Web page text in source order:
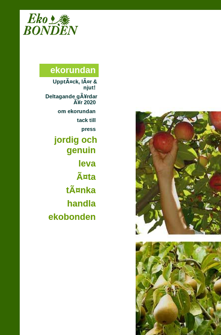
ekorundan
UpptÃ¤ck, lÃ¤r &
njut!
Deltagande gÃ¥rdar
Ã¥r 2020
om ekorundan
tack till
press
jordig och
genuin
leva
Ã¤ta
tÃ¤nka
handla
ekobonden